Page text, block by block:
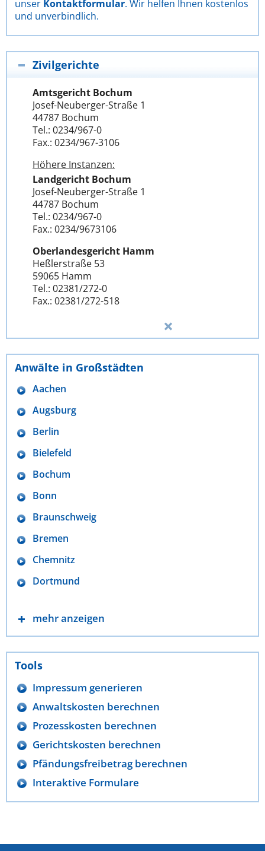
unser Kontaktformular. Wir helfen Ihnen kostenlos
und unverbindlich.
Zivilgerichte
Amtsgericht Bochum
Josef-Neuberger-Straße 1
44787 Bochum
Tel.: 0234/967-0
Fax.: 0234/967-3106
Höhere Instanzen:
Landgericht Bochum
Josef-Neuberger-Straße 1
44787 Bochum
Tel.: 0234/967-0
Fax.: 0234/9673106
Oberlandesgericht Hamm
Heßlerstraße 53
59065 Hamm
Tel.: 02381/272-0
Fax.: 02381/272-518
Anwälte in Großstädten
Aachen
Augsburg
Berlin
Bielefeld
Bochum
Bonn
Braunschweig
Bremen
Chemnitz
Dortmund
mehr anzeigen
Tools
Impressum generieren
Anwaltskosten berechnen
Prozesskosten berechnen
Gerichtskosten berechnen
Pfändungsfreibetrag berechnen
Interaktive Formulare